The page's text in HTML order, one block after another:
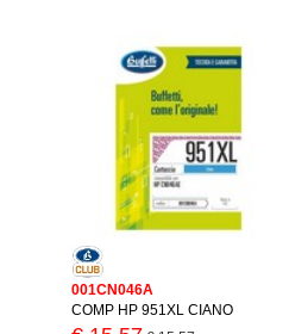
001CN046A
COMP HP 951XL CIANO